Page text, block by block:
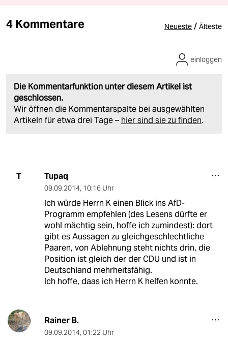
4 Kommentare Neueste / Älteste
Die Kommentarfunktion unter diesem Artikel ist
geschlossen.
Wir öffnen die Kommentarspalte bei ausgewählten
Artikeln für etwa drei Tage – hier sind sie zu finden.
einloggen
T Tupaq
09.09.2014, 10:16 Uhr
Ich würde Herrn K einen Blick ins AfD-
Programm empfehlen (des Lesens dürfte er
wohl mächtig sein, hoffe ich zumindest): dort
gibt es Aussagen zu gleichgeschlechtliche
Paaren, von Ablehnung steht nichts drin, die
Position ist gleich der der CDU und ist in
Deutschland mehrheitsfähig.
Ich hoffe, daas ich Herrn K helfen konnte.
Rainer B.
09.09.2014, 01:22 Uhr